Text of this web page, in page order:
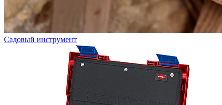
Садовый инструмент